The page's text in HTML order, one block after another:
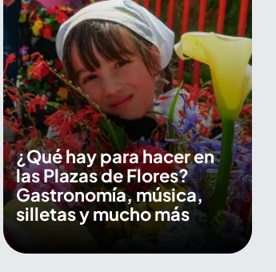
¿Qué hay para hacer en
las Plazas de Flores?
Gastronomía, música,
silletas y mucho más